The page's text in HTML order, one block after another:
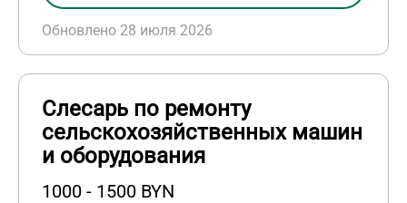
Обновлено 28 июля 2026
Слесарь по ремонту
сельскохозяйственных машин
и оборудования
1000 - 1500 BYN